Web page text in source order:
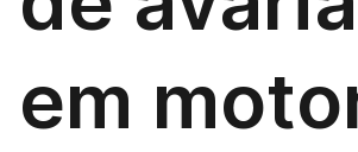
em